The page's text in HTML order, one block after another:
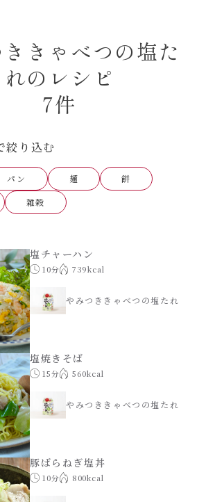
はん派）
パン派）
間10分以下）
やつ
ネーゼ明太子
ーゼナポリタン
ーゼジェノベーゼ
ネーゼペペロンチーノ
リーズ
末
まくち
塩
きゃべつの塩た
れのレシピ
7件
絞り込む
パン 麺
餅
雑穀
塩チャーハン
10分 739kcal
やみつききゃべつの塩たれ
塩焼きそば
15分 560kcal
やみつききゃべつの塩たれ
豚ばらねぎ塩丼
10分 800kcal